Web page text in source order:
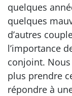
quelques
quelques
d’autres
l’importance
conjoint.
plus prendre
répondre à